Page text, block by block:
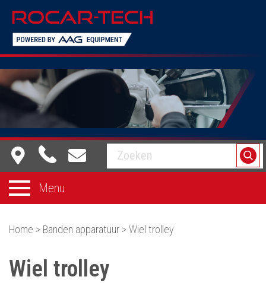
Equipment dat voor je werkt
Menu
Home > Banden apparatuur > Wiel trolley
Wiel trolley